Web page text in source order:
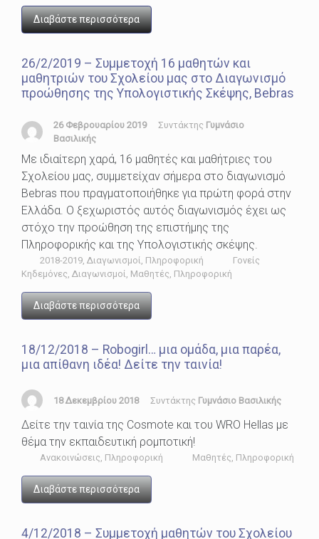
Διαβάστε περισσότερα
26/2/2019 – Συμμετοχή 16 μαθητών και
μαθητριών του Σχολείου μας στο Διαγωνισμό
προώθησης της Υπολογιστικής Σκέψης, Bebras
26 Φεβρουαρίου 2019 Συντάκτης Γυμνάσιο
Βασιλικής
Με ιδιαίτερη χαρά, 16 μαθητές και μαθήτριες του
Σχολείου μας, συμμετείχαν σήμερα στο διαγωνισμό
Bebras που πραγματοποιήθηκε για πρώτη φορά στην
Ελλάδα. Ο ξεχωριστός αυτός διαγωνισμός έχει ως
στόχο την προώθηση της επιστήμης της
Πληροφορικής και της Υπολογιστικής σκέψης.
2018-2019, Διαγωνισμοί, Πληροφορική
Γονείς
Κηδεμόνες, Διαγωνισμοί, Μαθητές, Πληροφορική
Διαβάστε περισσότερα
18/12/2018 – Robogirl… μια ομάδα, μια παρέα,
μια απίθανη ιδέα! Δείτε την ταινία!
18 Δεκεμβρίου 2018 Συντάκτης Γυμνάσιο Βασιλικής
Δείτε την ταινία της Cosmote και του WRO Hellas με
θέμα την εκπαιδευτική ρομποτική!
Ανακοινώσεις, Πληροφορική Μαθητές, Πληροφορική
Διαβάστε περισσότερα
4/12/2018 – Συμμετοχή μαθητών του Σχολείου